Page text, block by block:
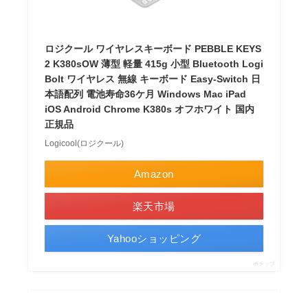
ロジクール ワイヤレスキーボード PEBBLE KEYS
2 K380sOW 薄型 軽量 415g 小型 Bluetooth Logi
Bolt ワイヤレス 無線 キーボード Easy-Switch 日
本語配列 電池寿命36ケ月 Windows Mac iPad
iOS Android Chrome K380s オフホワイト 国内
正規品
Logicool(ロジクール)
Amazon
楽天市場
Yahooショッピング
ポチップ